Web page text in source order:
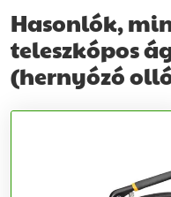
Hasonlók,
teleszkópos
(hernyózó